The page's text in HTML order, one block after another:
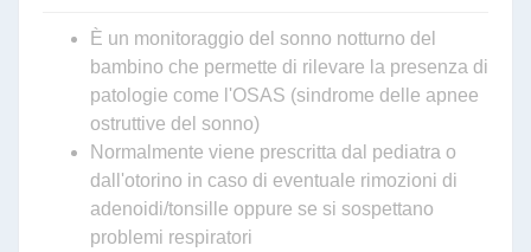
È un monitoraggio del sonno notturno del
bambino che permette di rilevare la presenza di
patologie come l'OSAS (sindrome delle apnee
ostruttive del sonno)
Normalmente viene prescritta dal pediatra o
dall'otorino in caso di eventuale rimozioni di
adenoidi/tonsille oppure se si sospettano
problemi respiratori